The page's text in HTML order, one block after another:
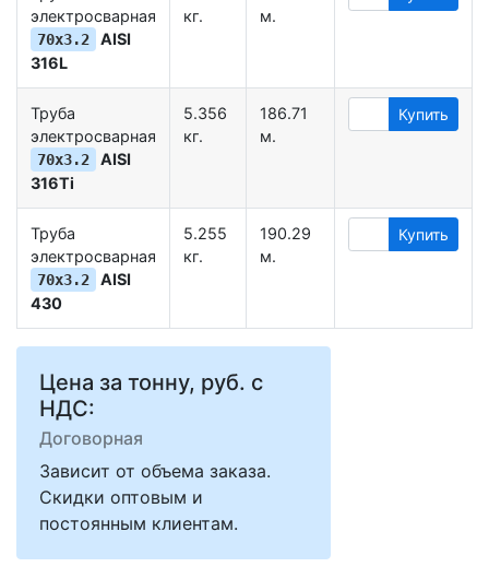
электросварная
70х3.2
AISI
316L
кг.
м.
Труба
электросварная
70х3.2
AISI
316Ti
5.356
кг.
186.71
м.
Купить
Труба
электросварная
70х3.2
AISI
430
5.255
кг.
190.29
м.
Купить
Цена за тонну, руб. с
НДС:
Договорная
Зависит от объема заказа.
Скидки оптовым и
постоянным клиентам.